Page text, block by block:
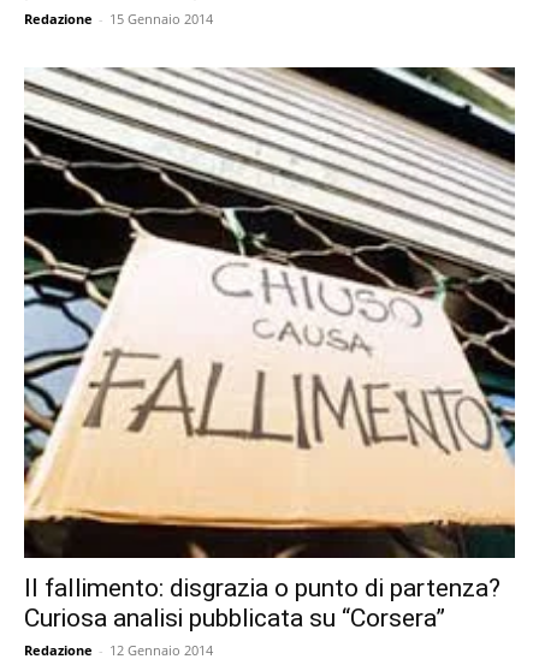
Redazione - 15 Gennaio 2014
Il fallimento: disgrazia o punto di partenza?
Curiosa analisi pubblicata su “Corsera”
Redazione - 12 Gennaio 2014